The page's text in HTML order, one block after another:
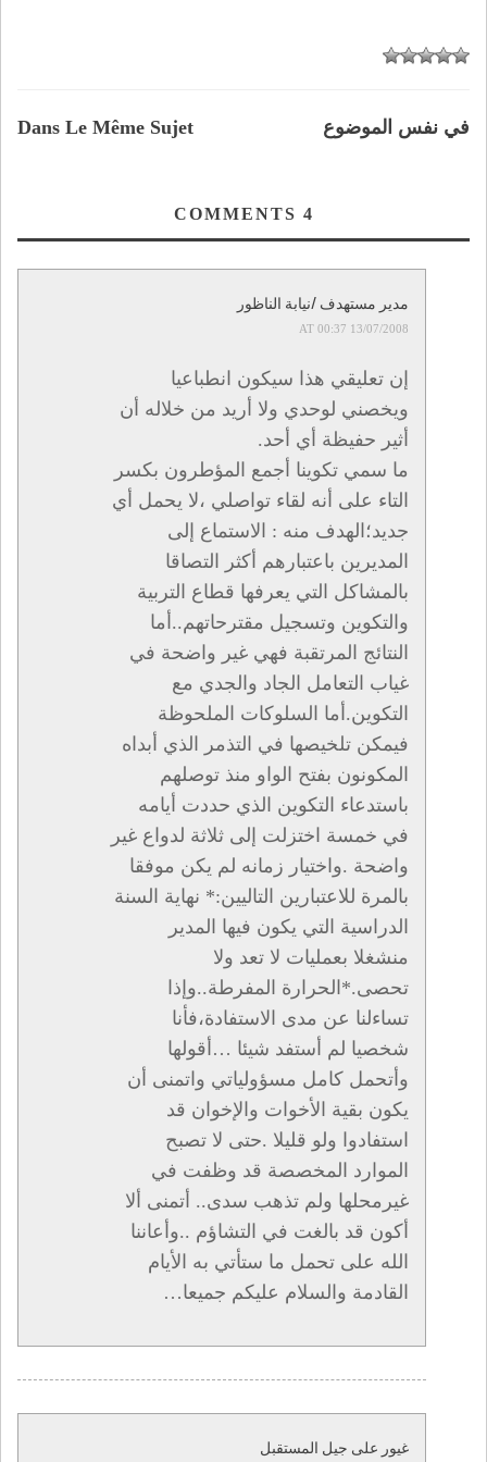
Dans Le Même Sujet في نفس الموضوع
4
مدير مستهدف /نيابة الناظور
13/07/2008 AT 00:37
إن تعليقي هذا سيكون انطباعيا
ويخصني لوحدي ولا أريد من خلاله أن
أثير حفيظة أي أحد.
ما سمي تكوينا أجمع المؤطرون بكسر
التاء على أنه لقاء تواصلي ،لا يحمل أي
جديد؛الهدف منه : الاستماع إلى
المديرين باعتبارهم أكثر التصاقا
بالمشاكل التي يعرفها قطاع التربية
والتكوين وتسجيل مقترحاتهم..أما
النتائج المرتقبة فهي غير واضحة في
غياب التعامل الجاد والجدي مع
التكوين.أما السلوكات الملحوظة
فيمكن تلخيصها في التذمر الذي أبداه
المكونون بفتح الواو منذ توصلهم
باستدعاء التكوين الذي حددت أيامه
في خمسة اختزلت إلى ثلاثة لدواع غير
واضحة .واختيار زمانه لم يكن موفقا
بالمرة للاعتبارين التاليين:* نهاية السنة
الدراسية التي يكون فيها المدير
منشغلا بعمليات لا تعد ولا
تحصى.*الحرارة المفرطة..وإذا
تساءلنا عن مدى الاستفادة،فأنا
شخصيا لم أستفد شيئا …أقولها
وأتحمل كامل مسؤولياتي واتمنى أن
يكون بقية الأخوات والإخوان قد
استفادوا ولو قليلا .حتى لا تصبح
الموارد المخصصة قد وظفت في
غيرمحلها ولم تذهب سدى.. أتمنى ألا
أكون قد بالغت في التشاؤم ..وأعاننا
الله على تحمل ما ستأتي به الأيام
القادمة والسلام عليكم جميعا…
غيور على جيل المستقبل